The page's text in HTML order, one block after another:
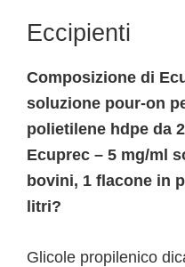
Eccipienti
Composizione di
soluzione pour-on
polietilene hdpe da
Ecuprec – 5 mg/ml
bovini, 1 flacone in
litri?
Glicole propilenico